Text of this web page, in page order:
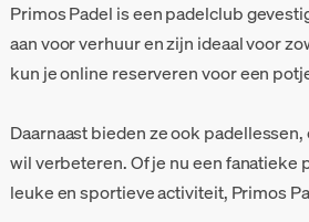
Primos Padel is een padelclub
aan voor verhuur en zijn ideaal voor
kun je online reserveren voor een
Daarnaast bieden ze ook
wil verbeteren. Of je nu een fanatieke
leuke en sportieve activiteit, Primos